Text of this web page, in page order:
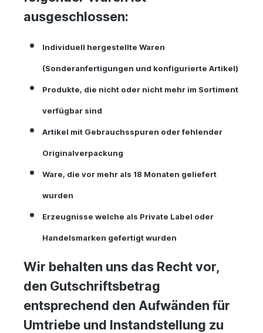
ausgeschlossen:
Individuell hergestellte Waren
(Sonderanfertigungen und konfigurierte Artikel)
Produkte, die nicht oder nicht mehr im Sortiment
verfügbar sind
Artikel mit Gebrauchsspuren oder fehlender
Originalverpackung
Ware, die vor mehr als 18 Monaten geliefert
wurden
Erzeugnisse welche als Private Label oder
Handelsmarken gefertigt wurden
Wir behalten uns das Recht vor,
den Gutschriftsbetrag
entsprechend den Aufwänden für
Umtriebe und Instandstellung zu